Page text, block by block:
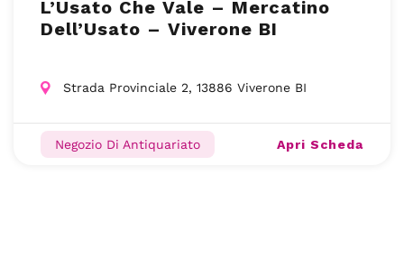
L’Usato Che Vale – Mercatino
Dell’Usato – Viverone BI
Strada Provinciale 2, 13886 Viverone BI
Negozio Di Antiquariato Apri Scheda